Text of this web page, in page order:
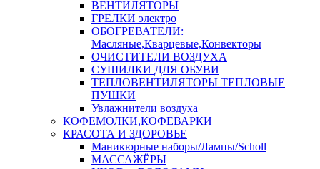
ВЕНТИЛЯТОРЫ
ГРЕЛКИ электро
ОБОГРЕВАТЕЛИ:
Масляные,Кварцевые,Конвекторы
ОЧИСТИТЕЛИ ВОЗДУХА
СУШИЛКИ ДЛЯ ОБУВИ
ТЕПЛОВЕНТИЛЯТОРЫ ТЕПЛОВЫЕ
ПУШКИ
Увлажнители воздуха
КОФЕМОЛКИ,КОФЕВАРКИ
КРАСОТА И ЗДОРОВЬЕ
Маникюрные наборы/Лампы/Scholl
МАССАЖЁРЫ